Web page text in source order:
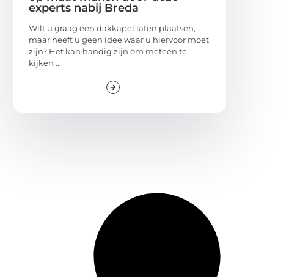
experts nabij Breda
Wilt u graag een dakkapel laten plaatsen,
maar heeft u geen idee waar u hiervoor moet
zijn? Het kan handig zijn om meteen te
kijken ...